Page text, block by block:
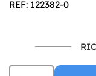
REF: 122382-0